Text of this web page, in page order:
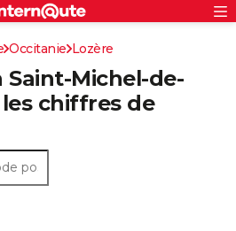
S'inscrire
Connexion
Occitanie Lozère
Saint-Michel-de-
chiffres de